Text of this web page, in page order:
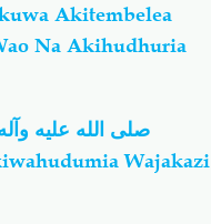
Na Akihudhuria